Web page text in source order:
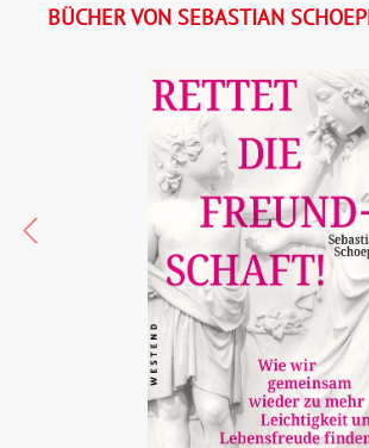
BÜCHER VON SEBASTIAN